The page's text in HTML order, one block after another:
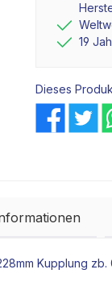
19
Dieses
Kupplung zb.